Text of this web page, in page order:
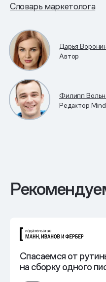
Словарь маркетолога
Дарья
Автор
Филипп
Редактор
Спасаемся от
на сборку одного